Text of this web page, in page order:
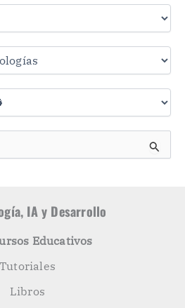
IA y Desarrollo
Educativos
Tutoriales
Libros